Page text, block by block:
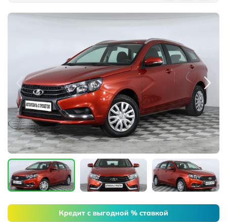
Кредит с выгодной % ставкой